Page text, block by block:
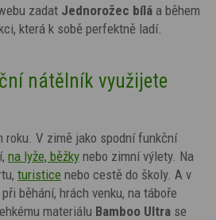
zadat Jednorožec bílá a během
která k sobě perfektně ladí.
nátělník využijete
roku. V zimě jako spodní funkční
na lyže, běžky nebo zimní výlety. Na
turistice nebo cestě do školy. A v
běhání, hrách venku, na táboře
materiálu Bamboo Ultra se